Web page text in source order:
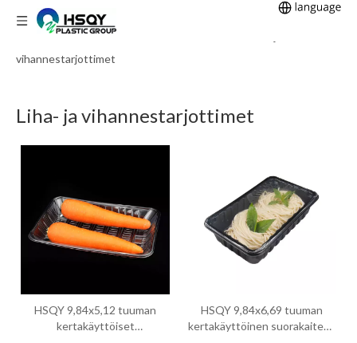
Olet tässä: Kotiin
vihannestarjottimet
Liha- ja vihannestarjottimet
HSQY 9,84x5,12 tuuman
kertakäyttöiset
HSQY 9,84x6,69 tuuman
kertakäyttöinen suorakaiteen